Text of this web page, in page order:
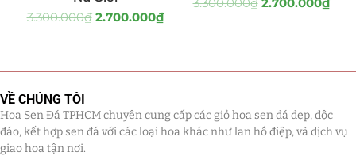
Quà Noel - Quà Giáng Sinh
Quà Tặng Sếp
Quà Tết (278)
3.300.000₫ 2.700.000₫
VỀ CHÚNG TÔI
Hoa Sen Đá TPHCM chuyên cung cấp các giỏ hoa sen đá đẹp, độc
đáo, kết hợp sen đá với các loại hoa khác như lan hồ điệp, và dịch vụ
giao hoa tận nơi.